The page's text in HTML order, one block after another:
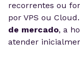
recorrentes ou
por VPS ou
de mercado, a
atender